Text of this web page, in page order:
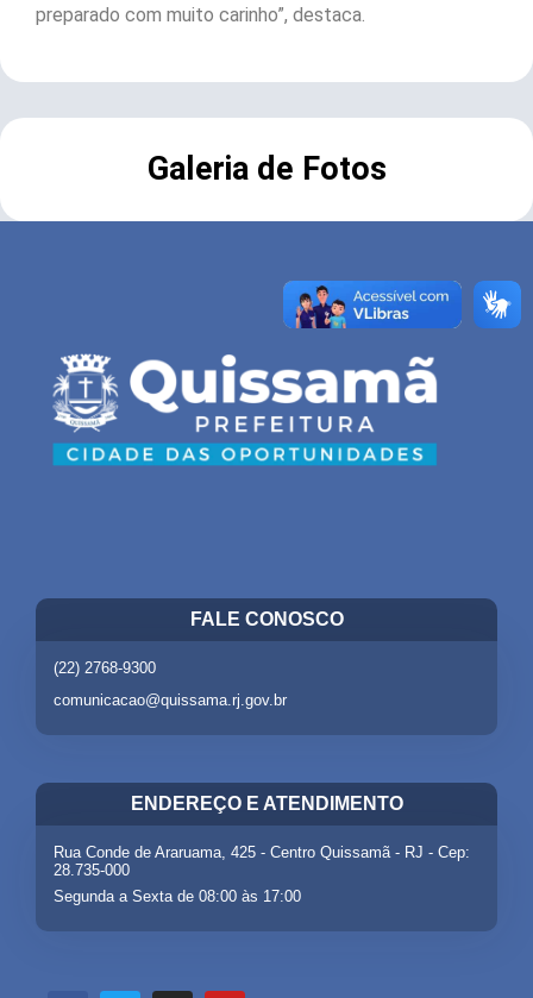
preparado com muito carinho”, destaca.
Galeria de Fotos
FALE CONOSCO
(22) 2768-9300
comunicacao@quissama.rj.gov.br
ENDEREÇO E ATENDIMENTO
Rua Conde de Araruama, 425 - Centro Quissamã - RJ - Cep:
28.735-000
Segunda a Sexta de 08:00 às 17:00